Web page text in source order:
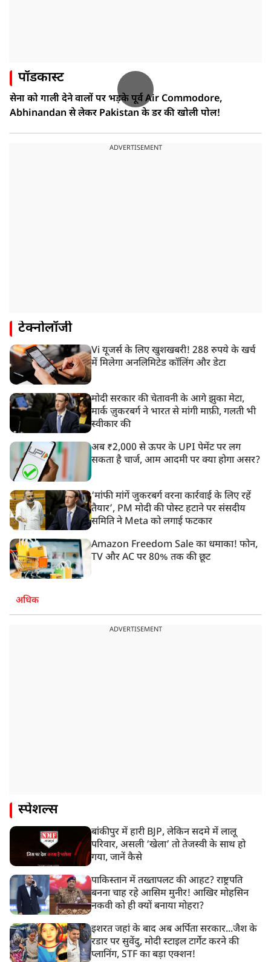
पॉडकास्ट
सेना को गाली देने वालों पर भड़के पूर्व Air Commodore,
Abhinandan से लेकर Pakistan के डर की खोली पोल!
ADVERTISEMENT
टेक्नोलॉजी
Vi यूजर्स के लिए खुशखबरी! 288 रुपये के खर्च
में मिलेगा अनलिमिटेड कॉलिंग और डेटा
मोदी सरकार की चेतावनी के आगे झुका मेटा,
मार्क ज़ुकरबर्ग ने भारत से मांगी माफ़ी, गलती भी
स्वीकार की
अब ₹2,000 से ऊपर के UPI पेमेंट पर लग
सकता है चार्ज, आम आदमी पर क्या होगा असर?
‘मांफी मांगें जुकरबर्ग वरना कार्रवाई के लिए रहें
तैयार’, PM मोदी की पोस्ट हटाने पर संसदीय
समिति ने Meta को लगाई फटकार
Amazon Freedom Sale का धमाका! फोन,
TV और AC पर 80% तक की छूट
अधिक
ADVERTISEMENT
स्पेशल्स
बांकीपुर में हारी BJP, लेकिन सदमे में लालू
परिवार, असली ‘खेला’ तो तेजस्वी के साथ हो
गया, जानें कैसे
पाकिस्तान में तख्तापलट की आहट? राष्ट्रपति
बनना चाह रहे आसिम मुनीर! आखिर मोहसिन
नकवी को ही क्यों बनाया मोहरा?
इशरत जहां के बाद अब अर्पिता सरकार...जैश के
रडार पर सुवेंदु, मोदी स्टाइल टार्गेट करने की
प्लानिंग, STF का बड़ा एक्शन!